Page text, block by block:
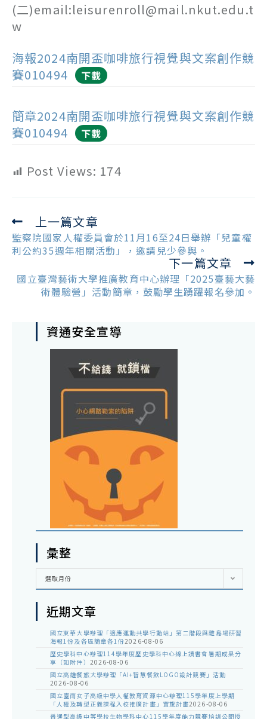
(二)email:leisurenroll@mail.nkut.edu.t
w
海報2024南開盃咖啡旅行視覺與文案創作競
賽010494
下載
簡章2024南開盃咖啡旅行視覺與文案創作競
賽010494
下載
Post Views: 174
Read
more
articles
上一篇文章
監察院國家人權委員會於11月16至24日舉辦「兒童權
利公約35週年相關活動」，邀請兒少參與。
下一篇文章
國立臺灣藝術大學推廣教育中心辦理「2025臺藝大藝
術體驗營」活動簡章，鼓勵學生踴躍報名參加。
資通安全宣導
彙整
彙
選取月份
近期文章
國立東華大學辦理「適應運動共學行動站」第二階段與離島場研習
海報1份及各區簡章各1份2026-08-06
歷史學科中心辦理114學年度歷史學科中心線上讀書會暑期成果分
享（如附件） 2026-08-06
國立高雄餐旅大學辦理「AI+智慧餐飲LOGO設計競賽」活動
2026-08-06
國立臺南女子高級中學人權教育資源中心辦理115學年度上學期
「人權及轉型正義課程入校推廣計畫」實施計畫2026-08-06
普通型高級中等學校生物學科中心115學年度能力競賽培訓公開授